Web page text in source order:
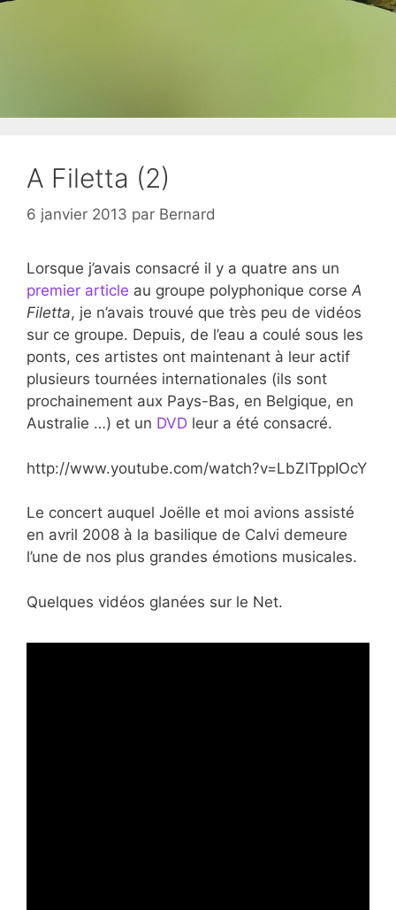
A Filetta (2)
6 janvier 2013 par Bernard
Lorsque j’avais consacré il y a quatre ans un
premier article au groupe polyphonique corse A
Filetta, je n’avais trouvé que très peu de vidéos
sur ce groupe. Depuis, de l’eau a coulé sous les
ponts, ces artistes ont maintenant à leur actif
plusieurs tournées internationales (ils sont
prochainement aux Pays-Bas, en Belgique, en
Australie …) et un DVD leur a été consacré.
http://www.youtube.com/watch?v=LbZlTppIOcY
Le concert auquel Joëlle et moi avions assisté
en avril 2008 à la basilique de Calvi demeure
l’une de nos plus grandes émotions musicales.
Quelques vidéos glanées sur le Net.